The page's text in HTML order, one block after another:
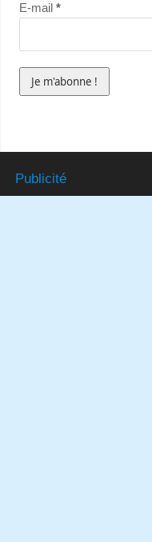
E-mail *
Publicité